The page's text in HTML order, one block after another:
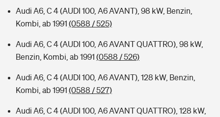
Audi A6, C 4 (AUDI 100, A6 AVANT), 98 kW, Benzin,
Kombi, ab 1991 (0588 / 525)
Audi A6, C 4 (AUDI 100, A6 AVANT QUATTRO), 98 kW,
Benzin, Kombi, ab 1991 (0588 / 526)
Audi A6, C 4 (AUDI 100, A6 AVANT), 128 kW, Benzin,
Kombi, ab 1991 (0588 / 527)
Audi A6, C 4 (AUDI 100, A6 AVANT QUATTRO), 128 kW,